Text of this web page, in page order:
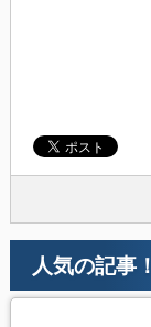
人気の記事！